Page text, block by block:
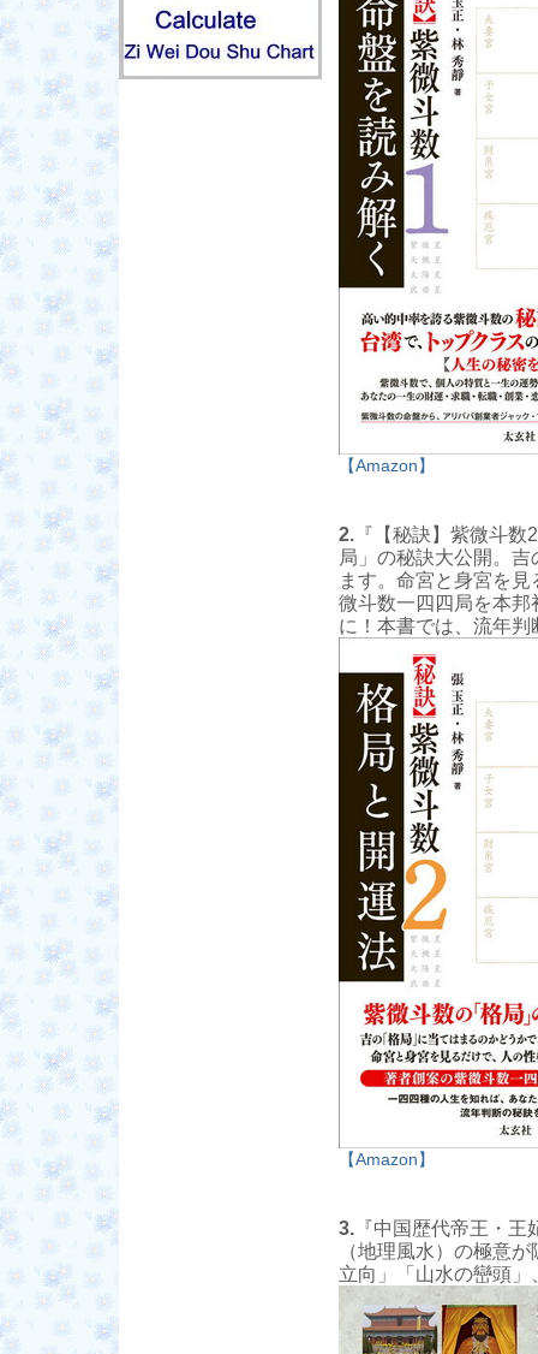
【Amazon】
2. 『【秘訣】紫微斗
局」の秘訣大公開。
ます。命宮と身宮を
微斗数一四四局を本
に！本書では、流年
【Amazon】
3. 『中国歴代帝王・
（地理風水）の極意
立向」「山水の巒頭